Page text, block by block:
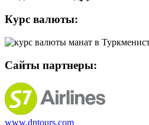
Курс валюты:
Сайты партнеры:
www.dntours.com